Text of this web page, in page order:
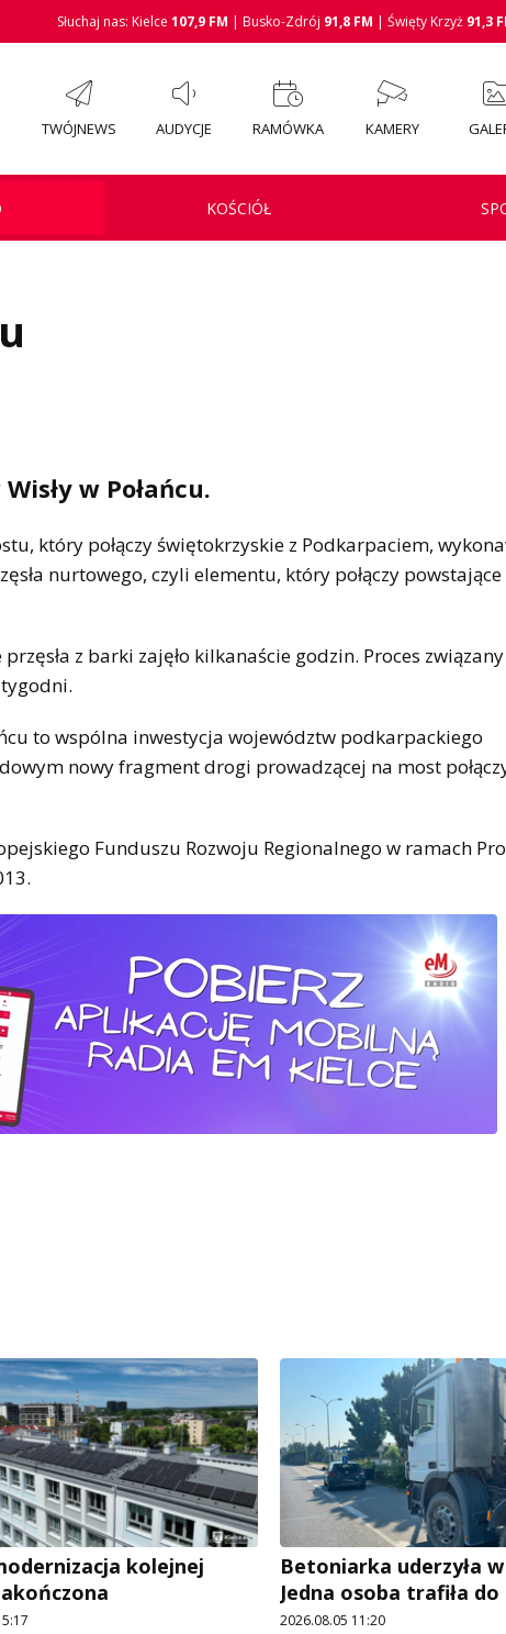
Słuchaj nas: Kielce 107,9 FM | Busko-Zdrój 91,8 FM | Święty Krzyż 91,3
TWÓJNEWS AUDYCJE RAMÓWKA KAMERY
KOŚCIÓŁ
w Połańcu.
który połączy świętokrzyskie z Podkarpaciem,
nurtowego, czyli elementu, który połączy
z barki zajęło kilkanaście godzin. Proces związany
to wspólna inwestycja województw podkarpackiego
nowy fragment drogi prowadzącej na most
Funduszu Rozwoju Regionalnego w ramach
kolejnej
Betoniarka uderzyła w
Jedna osoba trafiła
2026.08.05 11:20